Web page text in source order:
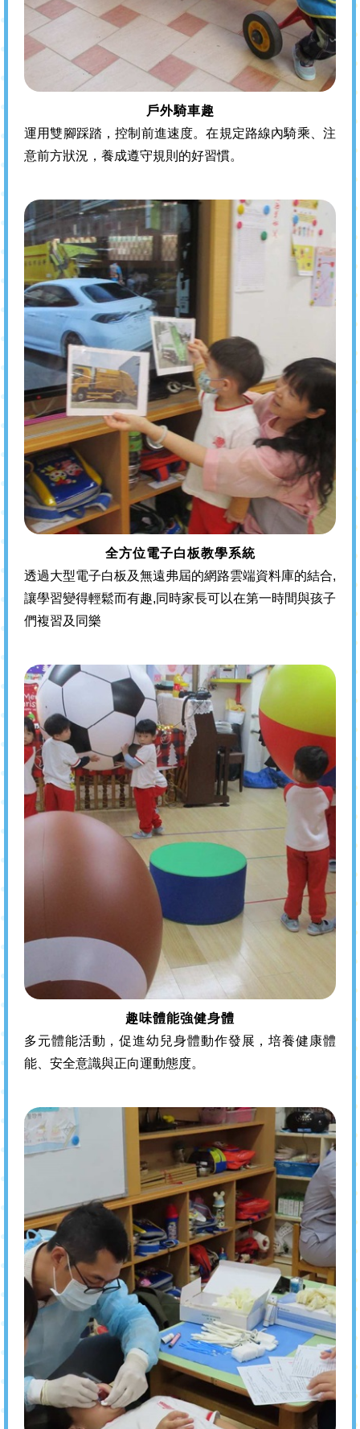
戶外騎車趣
運用雙腳踩踏，控制前進速度。在規定路線內騎乘、注
意前方狀況，養成遵守規則的好習慣。
全方位電子白板教學系統
透過大型電子白板及無遠弗屆的網路雲端資料庫的結合,
讓學習變得輕鬆而有趣,同時家長可以在第一時間與孩子
們複習及同樂
趣味體能強健身體
多元體能活動，促進幼兒身體動作發展，培養健康體
能、安全意識與正向運動態度。